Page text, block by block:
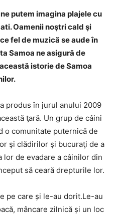
putem imagina plajele cu
Oamenii noştri cald şi
fel de muzică se aude în
Samoa ne asigură de
istorie de Samoa
produs în jurul anului 2009
ţară. Un grup de câini
o comunitate puternică de
şi clădirilor şi bucuraţi de a
lor de evadare a câinilor din
să ceară drepturile lor.
pe care și le-au dorit.Le-au
mâncare zilnică și un loc